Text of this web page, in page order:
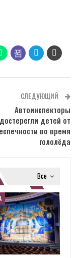
СЛЕДУЮЩИЙ
Автоинспекторы
детей от
во время
гололёда
Все